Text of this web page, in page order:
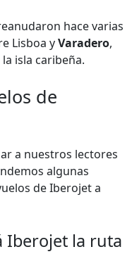
hace varias
Lisboa yVaradero,
isla caribeña.
de
a nuestros lectores
algunas
de Iberojet a
Iberojet la ruta